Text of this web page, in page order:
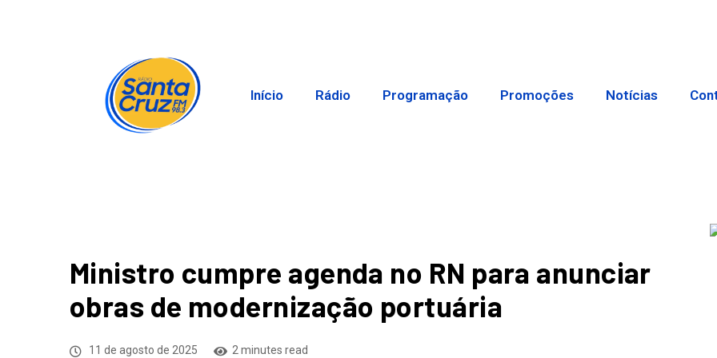
Início Rádio Programação Promoções Notícias
Ministro cumpre agenda no RN para anunciar
obras de modernização portuária
11 de agosto de 2025 2 minutes read